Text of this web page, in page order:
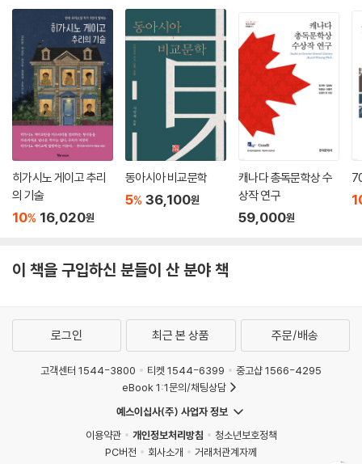
히가시노 게이고 추리
의 기술
10% 16,020원
동아시아 비교문학
5% 36,100원
캐나다 총독문학상 수
상작 연구
59,000원
이 책을 구입하신 분들이 산 분야 책
로그인 최근 본 상품 주문/배송
고객센터 1544-3800 티켓 1544-6399
중고샵 1566-4295
eBook 1:1문의/채팅상담
예스이십사(주) 사업자 정보
이용약관
개인정보처리방침
청소년보호정책
PC버전
회사소개
거래처관계자께